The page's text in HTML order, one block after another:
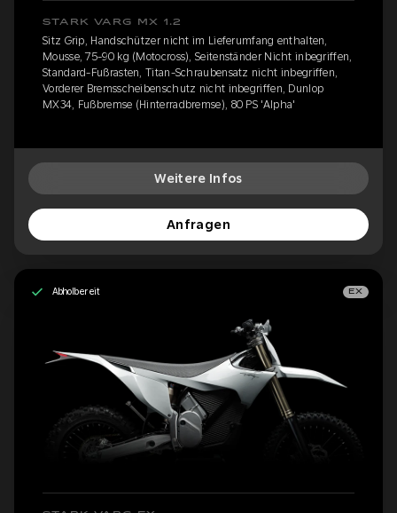
STARK VARG MX 1.2
Sitz Grip, Handschützer nicht im Lieferumfang enthalten,
Mousse, 75-90 kg (Motocross), Seitenständer Nicht inbegriffen,
Standard-Fußrasten, Titan-Schraubensatz nicht inbegriffen,
Vorderer Bremsscheibenschutz nicht inbegriffen, Dunlop
MX34, Fußbremse (Hinterradbremse), 80 PS 'Alpha'
Weitere Infos
Anfragen
Abholbereit EX